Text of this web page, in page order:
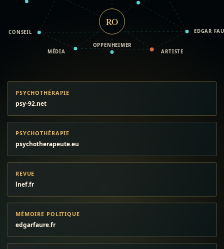
RO
EDGAR
ARTISTE
OPPENHEIMER
MÉDIA
CONSEIL
PSYCHOTHÉRAPIE
psy-92.net
PSYCHOTHÉRAPIE
psychotherapeute.eu
REVUE
lnef.fr
MÉMOIRE POLITIQUE
edgarfaure.fr